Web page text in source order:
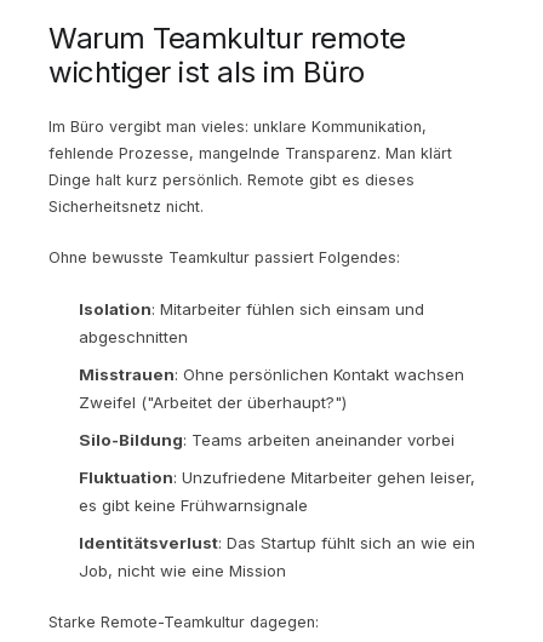
Warum Teamkultur remote
wichtiger ist als im Büro
Im Büro vergibt man vieles: unklare Kommunikation,
fehlende Prozesse, mangelnde Transparenz. Man klärt
Dinge halt kurz persönlich. Remote gibt es dieses
Sicherheitsnetz nicht.
Ohne bewusste Teamkultur passiert Folgendes:
Isolation: Mitarbeiter fühlen sich einsam und
abgeschnitten
Misstrauen: Ohne persönlichen Kontakt wachsen
Zweifel ("Arbeitet der überhaupt?")
Silo-Bildung: Teams arbeiten aneinander vorbei
Fluktuation: Unzufriedene Mitarbeiter gehen leiser,
es gibt keine Frühwarnsignale
Identitätsverlust: Das Startup fühlt sich an wie ein
Job, nicht wie eine Mission
Starke Remote-Teamkultur dagegen: